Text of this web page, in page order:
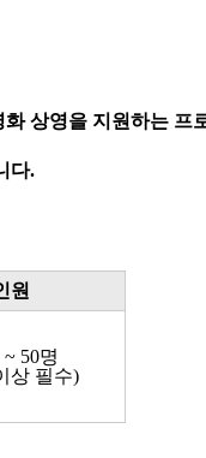
상영을 지원하는 프
다.
원
~ 50명
상 필수)